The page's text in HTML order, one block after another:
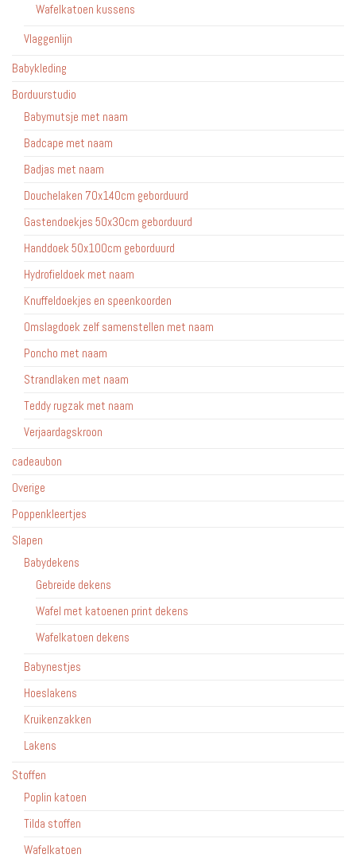
Wafelkatoen kussens
Vlaggenlijn
Babykleding
Borduurstudio
Babymutsje met naam
Badcape met naam
Badjas met naam
Douchelaken 70x140cm geborduurd
Gastendoekjes 50x30cm geborduurd
Handdoek 50x100cm geborduurd
Hydrofieldoek met naam
Knuffeldoekjes en speenkoorden
Omslagdoek zelf samenstellen met naam
Poncho met naam
Strandlaken met naam
Teddy rugzak met naam
Verjaardagskroon
cadeaubon
Overige
Poppenkleertjes
Slapen
Babydekens
Gebreide dekens
Wafel met katoenen print dekens
Wafelkatoen dekens
Babynestjes
Hoeslakens
Kruikenzakken
Lakens
Stoffen
Poplin katoen
Tilda stoffen
Wafelkatoen